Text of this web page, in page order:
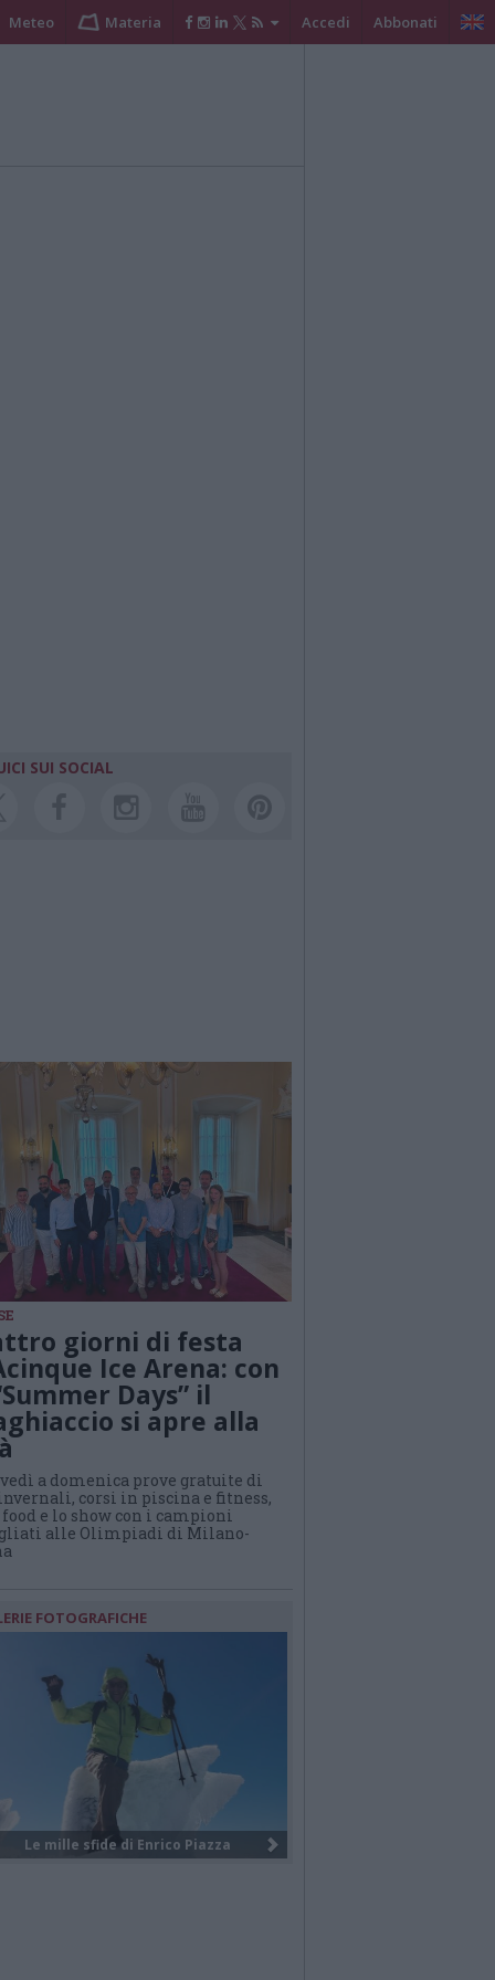
Meteo Materia Accedi Abbonati
SUI SOCIAL
giorni di festa
Ice Arena: con
Days” il
si apre alla
a domenica prove gratuite di
corsi in piscina e fitness,
e lo show con i campioni
alle Olimpiadi di Milano-
FOTOGRAFICHE
I giovani volontari internazionali ...